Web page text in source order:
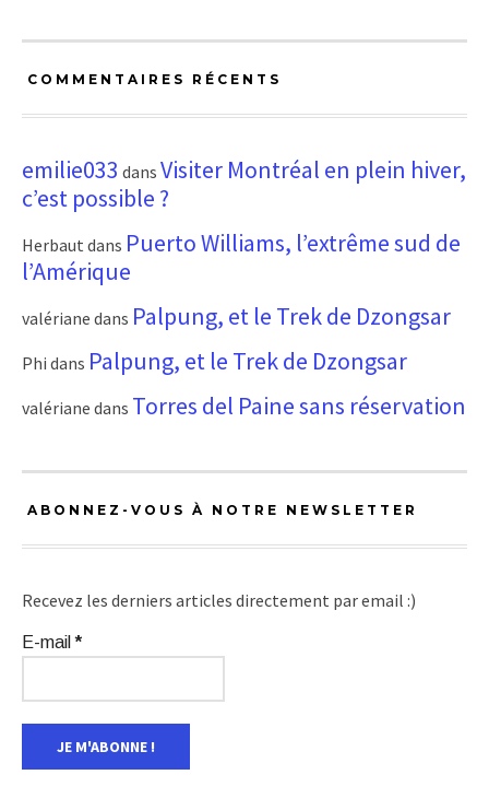
COMMENTAIRES RÉCENTS
emilie033 dans Visiter Montréal en plein hiver,
c’est possible ?
Herbaut dans Puerto Williams, l’extrême sud de
l’Amérique
valériane dans Palpung, et le Trek de Dzongsar
Phi dans Palpung, et le Trek de Dzongsar
valériane dans Torres del Paine sans réservation
ABONNEZ-VOUS À NOTRE NEWSLETTER
Recevez les derniers articles directement par email :)
E-mail*